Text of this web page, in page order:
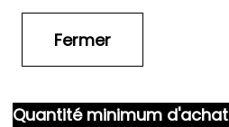
Quantité minimum d'achat